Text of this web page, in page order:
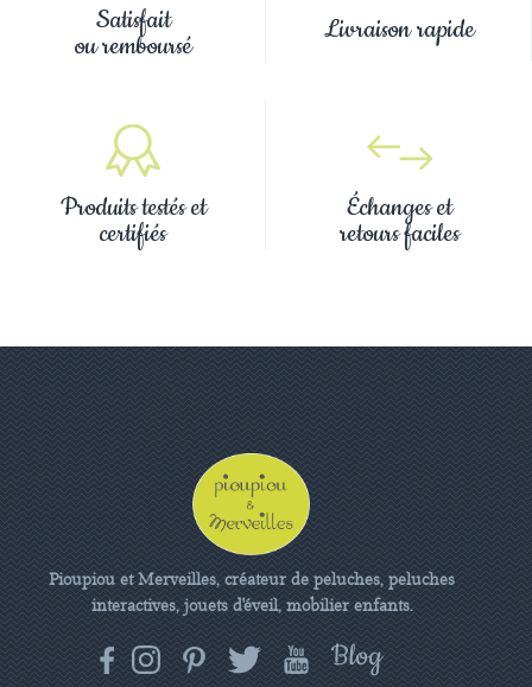
Satisfait
ou remboursé Livraison rapide
Produits testés et
certifiés
Échanges et
retours faciles
Pioupiou et Merveilles, créateur de peluches, peluches
interactives, jouets d'éveil, mobilier enfants.